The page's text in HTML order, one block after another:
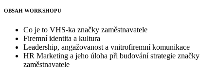
OBSAH WORKSHOPU
Co je to VHS-ka značky zaměstnavatele
Firemní identita a kultura
Leadership, angažovanost a vnitrofiremní komunikace
HR Marketing a jeho úloha při budování strategie značky
zaměstnavatele